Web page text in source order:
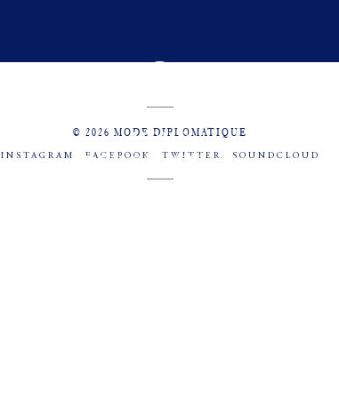
© 2026 MODE DIPLOMATIQUE
INSTAGRAM FACEBOOK TWITTER SOUNDCLOUD